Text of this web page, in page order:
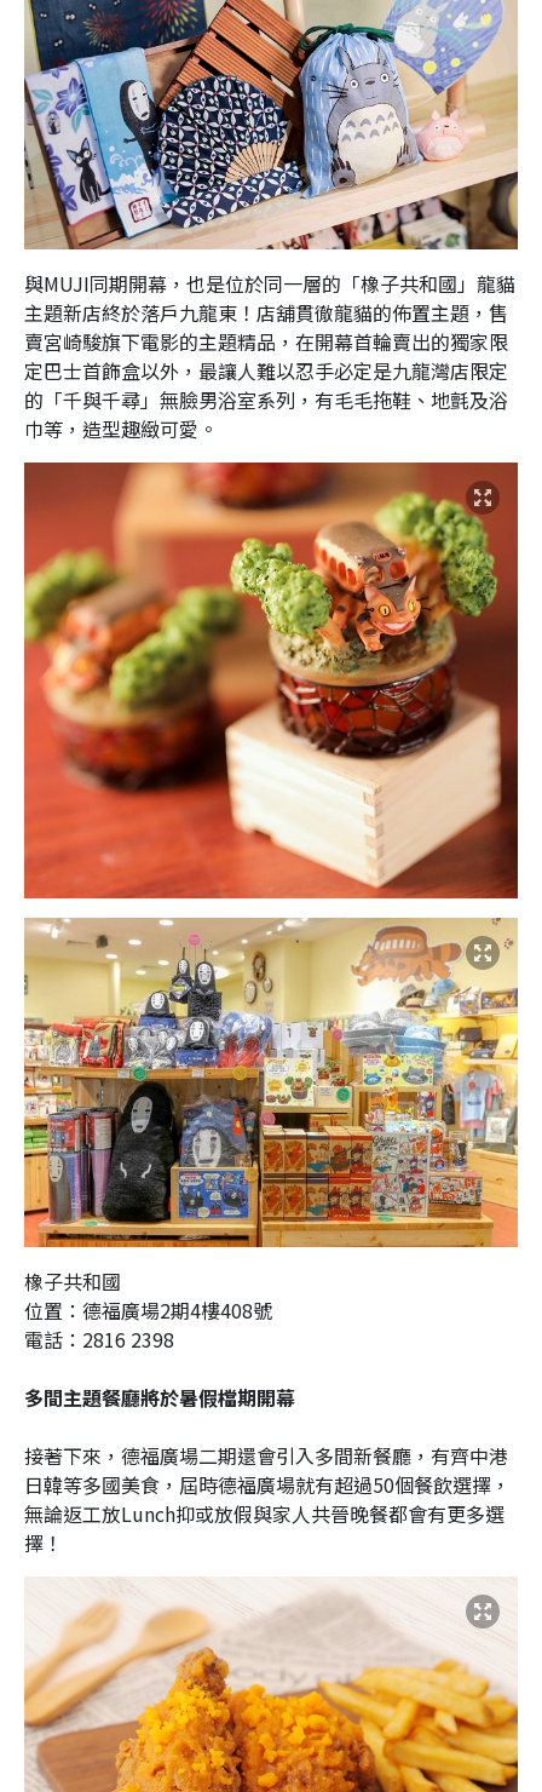
與MUJI同期開幕，也是位於同一層的「橡子共和國」龍貓
主題新店終於落戶九龍東！店舖貫徹龍貓的佈置主題，售
賣宮崎駿旗下電影的主題精品，在開幕首輪賣出的獨家限
定巴士首飾盒以外，最讓人難以忍手必定是九龍灣店限定
的「千與千尋」無臉男浴室系列，有毛毛拖鞋、地氈及浴
巾等，造型趣緻可愛。
橡子共和國
位置：德福廣場2期4樓408號
電話：2816 2398
多間主題餐廳將於暑假檔期開幕
接著下來，德福廣場二期還會引入多間新餐廳，有齊中港
日韓等多國美食，屆時德福廣場就有超過50個餐飲選擇，
無論返工放Lunch抑或放假與家人共晉晚餐都會有更多選
擇！